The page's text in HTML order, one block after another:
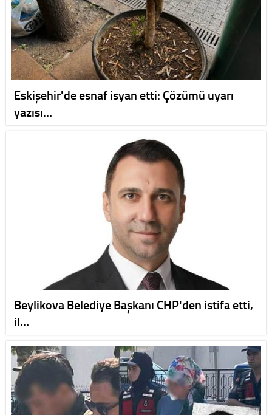
Eskişehir'de esnaf isyan etti: Çözümü uyarı
yazısı…
Beylikova Belediye Başkanı CHP'den istifa etti,
il…